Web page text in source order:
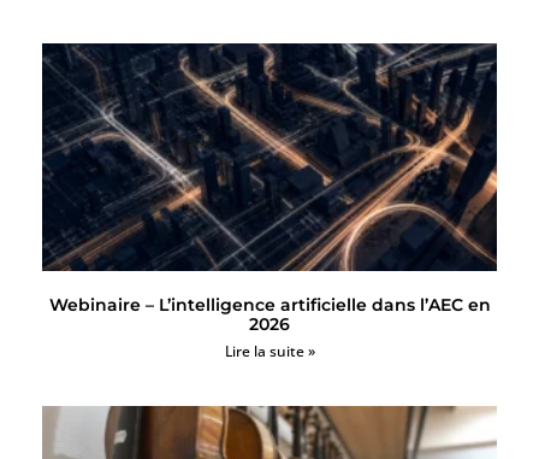
Webinaire – L’intelligence artificielle dans l’AEC en
2026
Lire la suite »